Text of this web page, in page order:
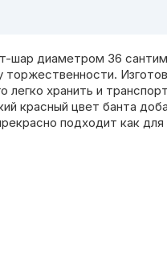
шар диаметром 36
хранить и
красный цвет банта
подходит как